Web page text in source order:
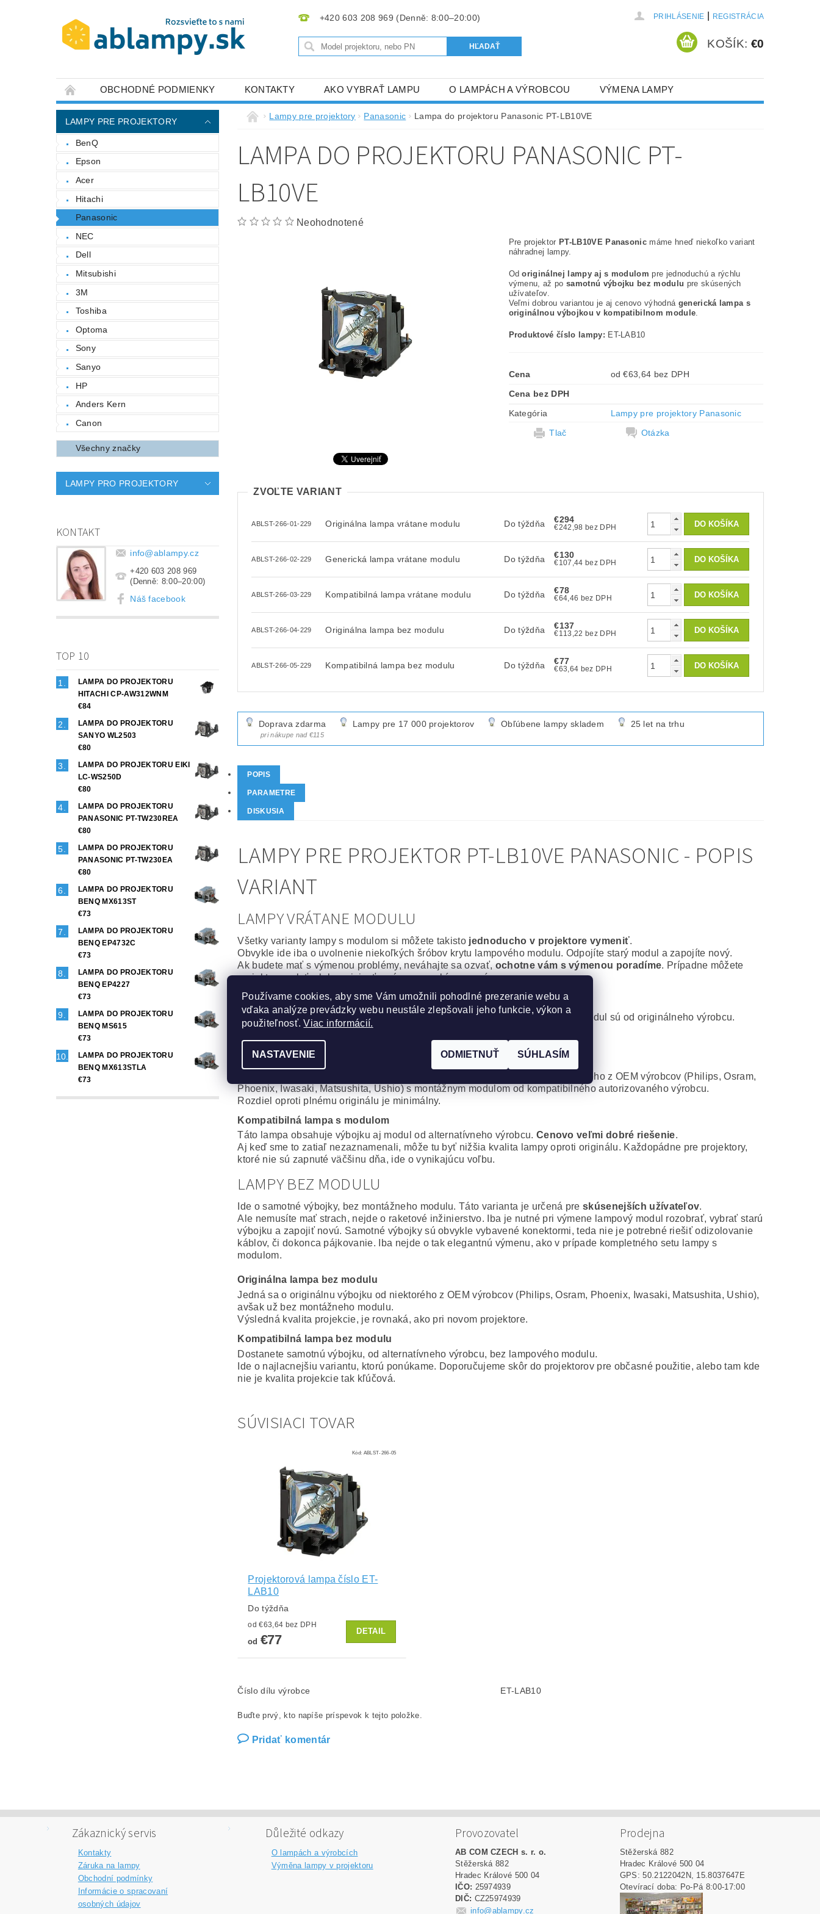
+420 603 208 969 PRIHLÁSENIE REGISTRÁCIA
KOŠÍK: €0
OBCHODNÉ PODMIENKY KONTAKTY AKO VYBRAŤ LAMPU O LAMPÁCH A VÝROBCOU VÝMENA LAMPY
LAMPY PRE PROJEKTORY
BenQ
Epson
Acer
Hitachi
Panasonic
NEC
Dell
Mitsubishi
3M
Toshiba
Optoma
Sony
Sanyo
HP
Anders Kern
Canon
Všechny značky
LAMPY PRO PROJEKTORY
KONTAKT
info@ablampy.cz
+420 603 208 969
(Denně: 8:00–20:00)
Náš facebook
TOP 10
LAMPA DO PROJEKTORU
HITACHI CP-AW312WNM
€84
LAMPA DO PROJEKTORU
SANYO WL2503
€80
LAMPA DO PROJEKTORU EIKI
LC-WS250D
€80
LAMPA DO PROJEKTORU
PANASONIC PT-TW230REA
€80
LAMPA DO PROJEKTORU
PANASONIC PT-TW230EA
€80
LAMPA DO PROJEKTORU
BENQ MX613ST
€73
LAMPA DO PROJEKTORU
BENQ EP4732C
€73
LAMPA DO PROJEKTORU
BENQ EP4227
€73
LAMPA DO PROJEKTORU
BENQ MS615
€73
LAMPA DO PROJEKTORU
BENQ MX613STLA
€73
Lampy pre projektory Panasonic Lampa do projektoru Panasonic PT-LB10VE
LAMPA DO PROJEKTORU PANASONIC PT-
LB10VE
Neohodnotené
Pre projektor PT-LB10VE Panasonic máme hneď niekoľko variant
náhradnej lampy.
Odoriginálnej lampy aj s modulom pre jednoduchú a rýchlu
výmenu, až po samotnú výbojku bez modulu pre skúsených
užívateľov.
Veľmi dobrou variantou je aj cenovo výhodná generická lampa s
originálnou výbojkou v kompatibilnom module.
Produktové číslo lampy: ET-LAB10
Cena
od €63,64 bez DPH
Cena bez DPH
Kategória
Lampy pre projektory Panasonic
Tlač
Otázka
ZVOĽTE VARIANT
ABLST-266-01-229 Originálna lampa vrátane modulu Do týždňa €294
€242,98 bez DPH
ABLST-266-02-229 Generická lampa vrátane modulu Do týždňa €130
€107,44 bez DPH
ABLST-266-03-229 Kompatibilná lampa vrátane modulu Do týždňa €78
€64,46 bez DPH
ABLST-266-04-229 Originálna lampa bez modulu Do týždňa €137
€113,22 bez DPH
ABLST-266-05-229 Kompatibilná lampa bez modulu Do týždňa €77
€63,64 bez DPH
Doprava zdarma
pri nákupe nad €115
Lampy pre 17 000 projektorov Obľúbene lampy skladem 25 let na trhu
POPIS
PARAMETRE
DISKUSIA
LAMPY PRE PROJEKTOR PT-LB10VE PANASONIC - POPIS
VARIANT
LAMPY VRÁTANE MODULU
Všetky varianty lampy s modulom si môžete takisto jednoducho v projektore vymeniť.
Obvykle ide iba o uvolnenie niekoľkých šróbov krytu lampového modulu. Odpojíte starý modul a zapojíte nový.
Ak budete mať s výmenou problémy, neváhajte sa ozvať, ochotne vám s výmenou poradíme. Prípadne môžete
projektor poslať, alebo priniesť a výmenu urobíme za vás.
Originálna lampa vrátane modulu
To najlepšie, čo môžete svojmu projektoru zaobstarať. Výbojka aj montážny modul sú od originálneho výrobcu.
Projektor bude povýmene ako nový
Maximálna spoľahlivosť a výdrž bez kompromisov.
Generická lampa vrátane modulu
Veľmi dobré riešenie, za výhodnú cenu. Kvalitná originálna výbojka od niektorého z OEM výrobcov (Philips, Osram,
Phoenix, Iwasaki, Matsushita, Ushio) s montážnym modulom od kompatibilného autorizovaného výrobcu.
Rozdiel oproti plnému originálu je minimálny.
Kompatibilná lampa s modulom
Táto lampa obsahuje výbojku aj modul od alternatívneho výrobcu. Cenovo veľmi dobré riešenie.
Aj keď sme to zatiaľ nezaznamenali, môže tu byť nižšia kvalita lampy oproti originálu. Každopádne pre projektory,
ktoré nie sú zapnuté väčšinu dňa, ide o vynikajúcu voľbu.
LAMPY BEZ MODULU
Ide o samotné výbojky, bez montážneho modulu. Táto varianta je určená preskúsenejších užívateľov.
Ale nemusíte mať strach, nejde o raketové inžinierstvo. Iba je nutné pri výmene lampový modul rozobrať, vybrať starú
výbojku a zapojiť novú. Samotné výbojky sú obvykle vybavené konektormi, teda nie je potrebné riešiť odizolovanie
káblov, či dokonca pájkovanie. Iba nejde o tak elegantnú výmenu, ako v prípade kompletného setu lampy s
modulom.
Originálna lampa bez modulu
Jedná sa o originálnu výbojku od niektorého z OEM výrobcov (Philips, Osram, Phoenix, Iwasaki, Matsushita, Ushio),
avšak už bez montážneho modulu.
Výsledná kvalita projekcie, je rovnaká, ako pri novom projektore.
Kompatibilná lampa bez modulu
Dostanete samotnú výbojku, od alternatívneho výrobcu, bez lampového modulu.
Ide o najlacnejšiu variantu, ktorú ponúkame. Doporučujeme skôr do projektorov pre občasné použitie, alebo tam kde
nie je kvalita projekcie tak kľúčová.
SÚVISIACI TOVAR
Kód: ABLST-266-05
Projektorová lampa číslo ET-
LAB10
Do týždňa
od €63,64 bez DPH
od €77
DETAIL
Číslo dílu výrobce ET-LAB10
Buďte prvý, kto napíše príspevok k tejto položke.
Pridať komentár
Zákaznický servis
Kontakty
Záruka na lampy
Obchodní podmínky
Informácie o spracovaní
osobných údajov
Důležité odkazy
O lampách a výrobcích
Výměna lampy v projektoru
Provozovatel
AB COM CZECH s. r. o.
Stěžerská 882
Hradec Králové 500 04
IČO: 25974939
DIČ: CZ25974939
info@ablampy.cz
Prodejna
Stěžerská 882
Hradec Králové 500 04
GPS: 50.2122042N, 15.8037647E
Otevírací doba: Po-Pá 8:00-17:00
Používame cookies, aby sme Vám umožnili pohodlné prezeranie webu a
vďaka analýze prevádzky webu neustále zlepšovali jeho funkcie, výkon a
použiteľnosť.Viac informácií.
NASTAVENIE ODMIETNUŤ SÚHLASÍM